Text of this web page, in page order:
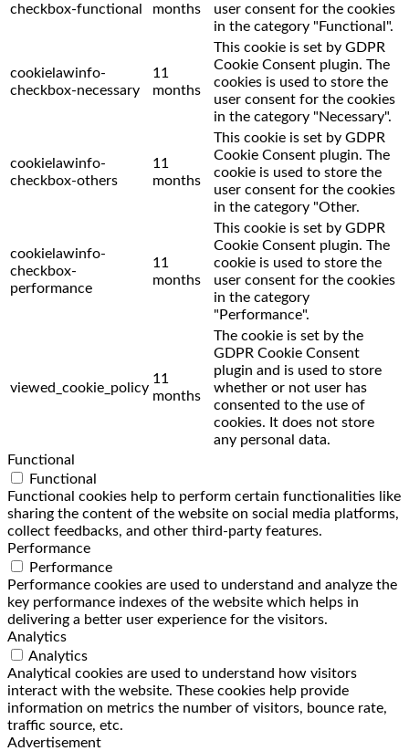
checkbox-functional
months
user consent for the cookies
in the category "Functional".
cookielawinfo-
checkbox-necessary
11
months
This cookie is set by GDPR
Cookie Consent plugin. The
cookies is used to store the
user consent for the cookies
in the category "Necessary".
cookielawinfo-
checkbox-others
11
months
This cookie is set by GDPR
Cookie Consent plugin. The
cookie is used to store the
user consent for the cookies
in the category "Other.
cookielawinfo-
checkbox-
performance
11
months
This cookie is set by GDPR
Cookie Consent plugin. The
cookie is used to store the
user consent for the cookies
in the category
"Performance".
viewed_cookie_policy
11
months
The cookie is set by the
GDPR Cookie Consent
plugin and is used to store
whether or not user has
consented to the use of
cookies. It does not store
any personal data.
Functional
Functional
Functional cookies help to perform certain functionalities like
sharing the content of the website on social media platforms,
collect feedbacks, and other third-party features.
Performance
Performance
Performance cookies are used to understand and analyze the
key performance indexes of the website which helps in
delivering a better user experience for the visitors.
Analytics
Analytics
Analytical cookies are used to understand how visitors
interact with the website. These cookies help provide
information on metrics the number of visitors, bounce rate,
traffic source, etc.
Advertisement